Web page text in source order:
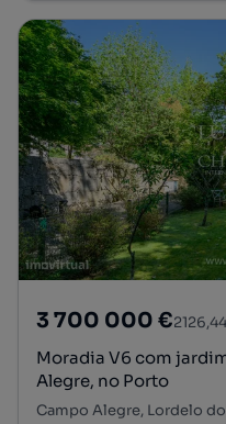
3 700 000 €
Moradia V6 com
Alegre, no Porto
Campo Alegre, Lordelo